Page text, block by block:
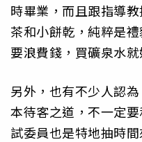
時畢業，而且跟指導
茶和小餅乾，純粹是
要浪費錢，買礦泉水就
另外，也有不少人認
本待客之道，不一定
試委員也是特地抽時